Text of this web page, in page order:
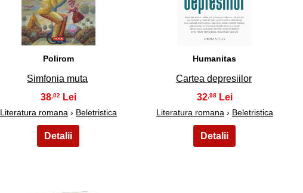
Polirom
Simfonia muta
38,02
Literatura romana › Beletristica
Humanitas
Cartea depresiilor
32,98
Literatura romana › Beletristica